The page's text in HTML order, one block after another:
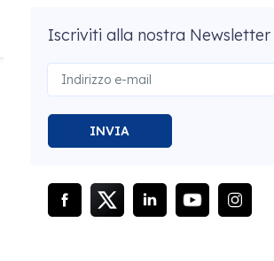
Iscriviti alla nostra Newsletter
INVIA